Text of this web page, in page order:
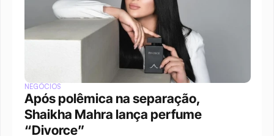
NEGÓCIOS
Após polêmica na separação,
Shaikha Mahra lança perfume
“Divorce”